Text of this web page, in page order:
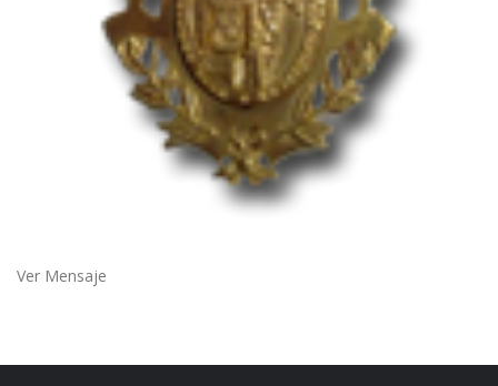
Ver Mensaje